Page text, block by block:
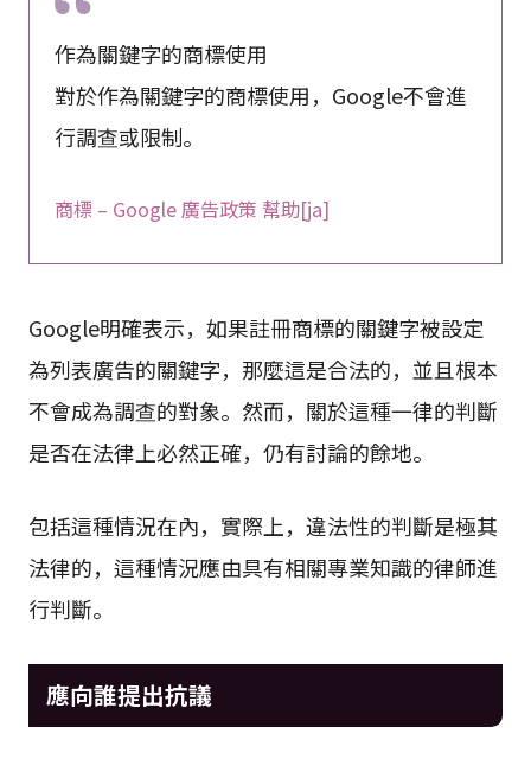
作為關鍵字的商標使用
對於作為關鍵字的商標使用，Google不會進
行調查或限制。
商標 – Google 廣告政策 幫助[ja]
Google明確表示，如果註冊商標的關鍵字被設定
為列表廣告的關鍵字，那麼這是合法的，並且根本
不會成為調查的對象。然而，關於這種一律的判斷
是否在法律上必然正確，仍有討論的餘地。
包括這種情況在內，實際上，違法性的判斷是極其
法律的，這種情況應由具有相關專業知識的律師進
行判斷。
應向誰提出抗議